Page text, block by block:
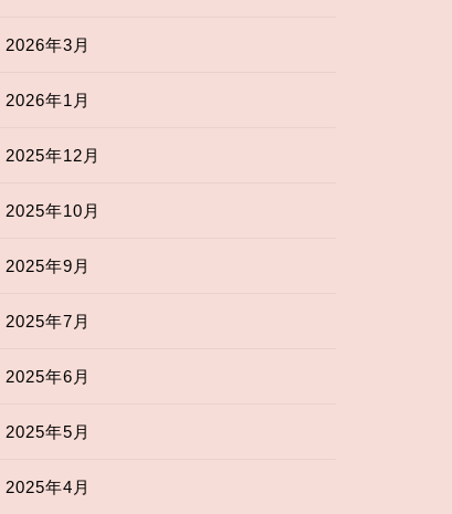
2026年3月
2026年1月
2025年12月
2025年10月
2025年9月
2025年7月
2025年6月
2025年5月
2025年4月